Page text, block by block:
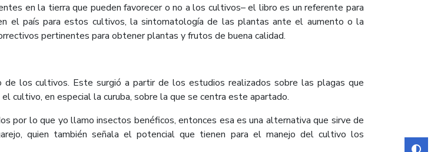
en la tierra que pueden favorecer o no a los cultivos– el libro es un referente para
el país para estos cultivos, la sintomatología de las plantas ante el aumento o la
pertinentes para obtener plantas y frutos de buena calidad.
los cultivos. Este surgió a partir de los estudios realizados sobre las plagas que
cultivo, en especial la curuba, sobre la que se centra este apartado.
por lo que yo llamo insectos benéficos, entonces esa es una alternativa que sirve de
quien también señala el potencial que tienen para el manejo del cultivo los